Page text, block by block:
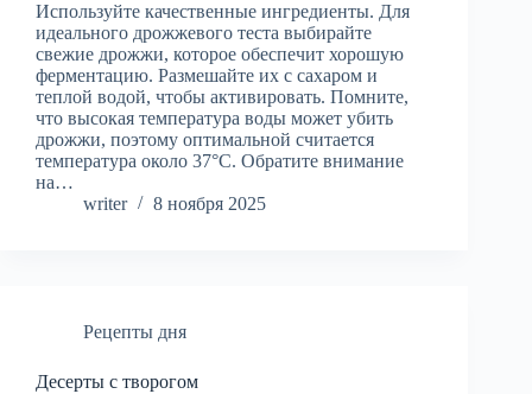
Используйте качественные ингредиенты. Для
идеального дрожжевого теста выбирайте
свежие дрожжи, которое обеспечит хорошую
ферментацию. Размешайте их с сахаром и
теплой водой, чтобы активировать. Помните,
что высокая температура воды может убить
дрожжи, поэтому оптимальной считается
температура около 37°C. Обратите внимание
на…
writer
8 ноября 2025
Рецепты дня
Десерты с творогом